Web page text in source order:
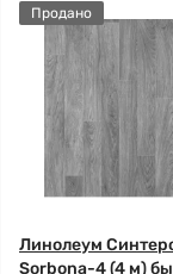
Продано
Линолеум
Sorbona-4 (4 м)